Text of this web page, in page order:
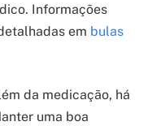
Informações
em bulas
da medicação, há
uma boa